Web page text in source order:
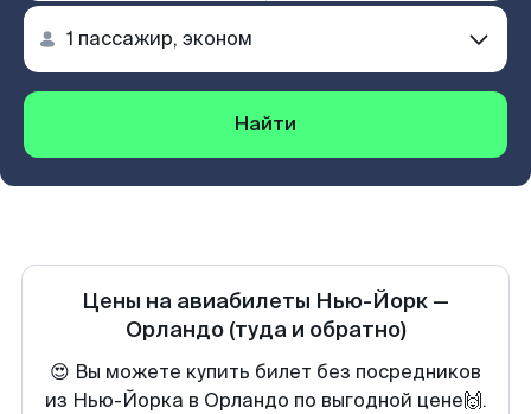
Найти
Цены на авиабилеты Нью-Йорк —
Орландо (туда и обратно)
😍 Вы можете купить билет без посредников
из Нью-Йорка в Орландо по выгодной цене🙌.